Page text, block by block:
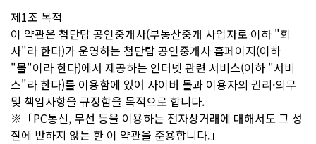
제1조 목적
이 약관은 첨단탑 공인중개사(부동산중개 사업자로 이하 "회
사"라 한다)가 운영하는 첨단탑 공인중개사 홈페이지(이하
"몰"이라 한다)에서 제공하는 인터넷 관련 서비스(이하 "서비
스"라 한다)를 이용함에 있어 사이버 몰과 이용자의 권리·의무
및 책임사항을 규정함을 목적으로 합니다.
※「PC통신, 무선 등을 이용하는 전자상거래에 대해서도 그 성
질에 반하지 않는 한 이 약관을 준용합니다.」